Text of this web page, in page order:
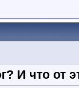
И что от